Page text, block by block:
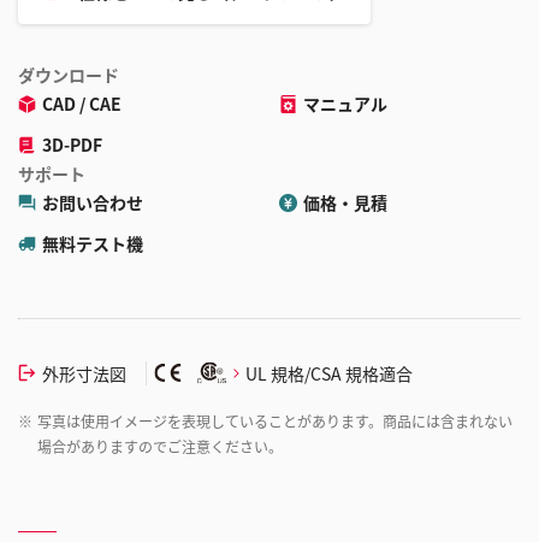
ダウンロード
CAD / CAE
マニュアル
3D-PDF
サポート
お問い合わせ
価格・見積
無料テスト機
外形寸法図 UL 規格/CSA 規格適合
※ 写真は使用イメージを表現していることがあります。商品には含まれない
場合がありますのでご注意ください。